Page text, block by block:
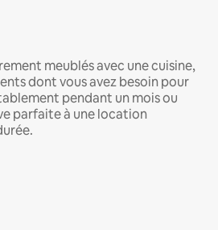
meublés avec une cuisine,
dont vous avez besoin pour
pendant un mois ou
parfaite à une location